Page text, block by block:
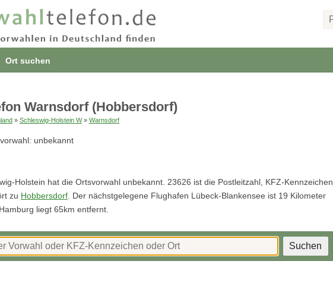
Ort suchen
Warnsdorf (Hobbersdorf)
» Schleswig-Holstein W» Warnsdorf
unbekannt
Holstein hat die Ortsvorwahl unbekannt. 23626 ist die Postleitzahl, KFZ-Kennzeichen
zu Hobbersdorf . Der nächstgelegene Flughafen Lübeck-Blankensee ist 19 Kilometer
liegt 65km entfernt.